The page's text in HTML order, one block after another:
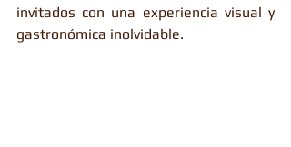
invitados con una experiencia visual y
gastronómica inolvidable.